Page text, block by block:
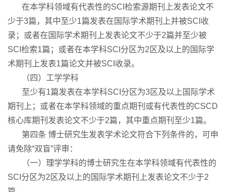
在本学科领域有代表性的SCI检索源期刊上发表论文不
少于3篇，其中至少1篇发表在国际学术期刊上并被SCI收
录；或者在国际学术期刊上发表论文不少于2篇并至少被
SCI检索1篇；或者在本学科SCI分区为2区及以上的国际学
术期刊上发表1篇论文并被SCI收录。
（四）工学学科
至少有1篇发表在本学科SCI分区为3区及以上国际学术
期刊上；或者在本学科领域的重点期刊或有代表性的CSCD
核心库期刊发表论文不少于2篇，其中重点期刊至少1篇。
第四条 博士研究生发表学术论文符合下列条件的，可申
请免除“双盲”评审：
（一）理学学科的博士研究生在本学科领域有代表性的
SCI分区为2区及以上的国际学术期刊上发表论文不少于2